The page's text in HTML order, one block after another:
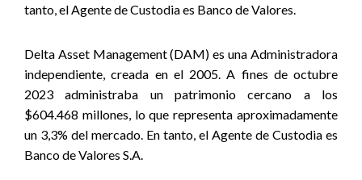
tanto, el Agente de Custodia es Banco de Valores.
Delta Asset Management (DAM) es una Administradora
independiente, creada en el 2005. A fines de octubre
2023 administraba un patrimonio cercano a los
$604.468 millones, lo que representa aproximadamente
un 3,3% del mercado. En tanto, el Agente de Custodia es
Banco de Valores S.A.